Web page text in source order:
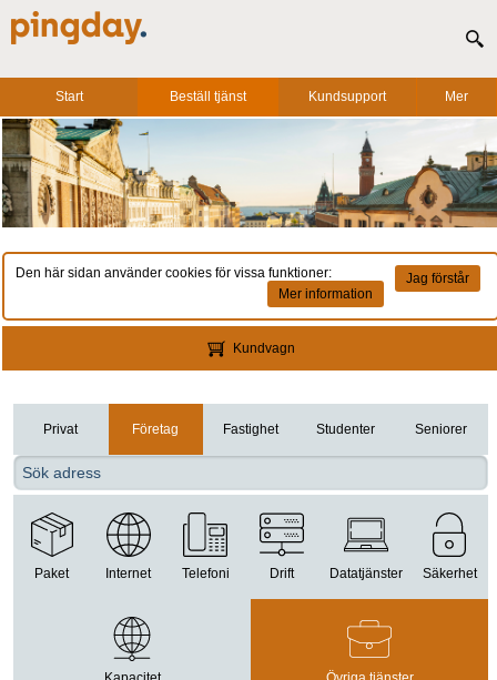
Start Beställ tjänst Kundsupport Mer
Den här sidan använder cookies för vissa funktioner:
Jag förstår
Mer information
Kundvagn
Privat Företag Fastighet Studenter Seniorer
Paket Internet Telefoni Drift Datatjänster Säkerhet